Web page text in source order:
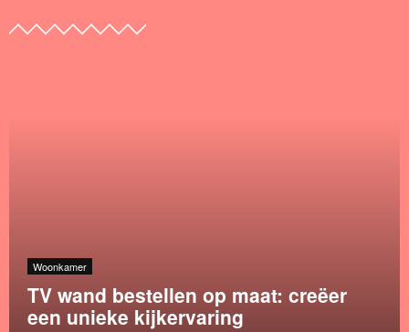
Woonkamer
TV wand bestellen op maat: creëer
een unieke kijkervaring